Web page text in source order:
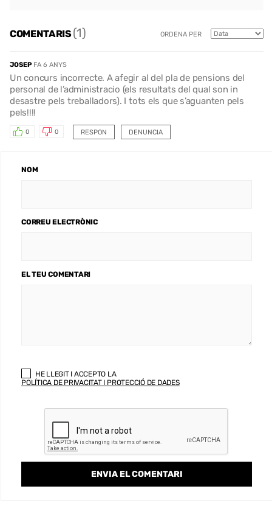
COMENTARIS(1) ORDENA PER
JOSEP FA 6 ANYS
Un concurs incorrecte. A afegir al del pla de pensions del
personal de l’administracio (els resultats del qual son in
desastre pels treballadors). I tots els que s’aguanten pels
pels!!!!
RESPON
0 0 DENUNCIA
NOM
CORREU ELECTRÒNIC
EL TEU COMENTARI
HE LLEGIT I ACCEPTO LA
POLÍTICA DE PRIVACITAT I PROTECCIÓ DE DADES